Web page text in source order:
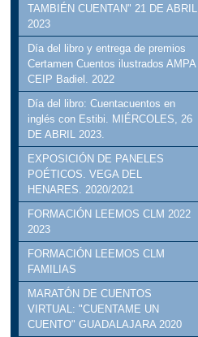
TAMBIÉN CUENTAN" 21 DE ABRIL
2023
Día del libro y entrega de premios
Certamen Cuentos ilustrados AMPA
CEIP Badiel. 2022
Día del libro: Cuentacuentos en
inglés con Estibi. MIÉRCOLES, 26
DE ABRIL 2023.
EXPOSICIÓN DE PANELES
POÉTICOS. VEGA DEL
HENARES. 2020/2021
FORMACIÓN LEEMOS CLM 2022
2023
FORMACIÓN LEEMOS CLM
FAMILIAS
MARATÓN DE CUENTOS
VIRTUAL: "CUENTAME UN
CUENTO" GUADALAJARA 2020